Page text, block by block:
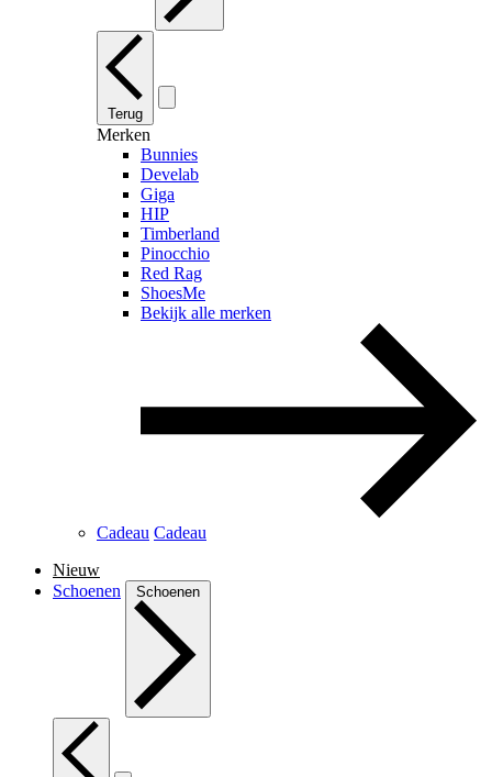
Terug
Merken
Bunnies
Develab
Giga
HIP
Timberland
Pinocchio
Red Rag
ShoesMe
Bekijk alle merken
Cadeau Cadeau
Nieuw
Schoenen
Schoenen